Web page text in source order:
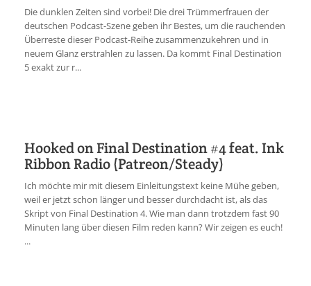
Die dunklen Zeiten sind vorbei! Die drei Trümmerfrauen der
deutschen Podcast-Szene geben ihr Bestes, um die rauchenden
Überreste dieser Podcast-Reihe zusammenzukehren und in
neuem Glanz erstrahlen zu lassen. Da kommt Final Destination
5 exakt zur r...
Hooked on Final Destination #4 feat. Ink
Ribbon Radio (Patreon/Steady)
Ich möchte mir mit diesem Einleitungstext keine Mühe geben,
weil er jetzt schon länger und besser durchdacht ist, als das
Skript von Final Destination 4. Wie man dann trotzdem fast 90
Minuten lang über diesen Film reden kann? Wir zeigen es euch!
...